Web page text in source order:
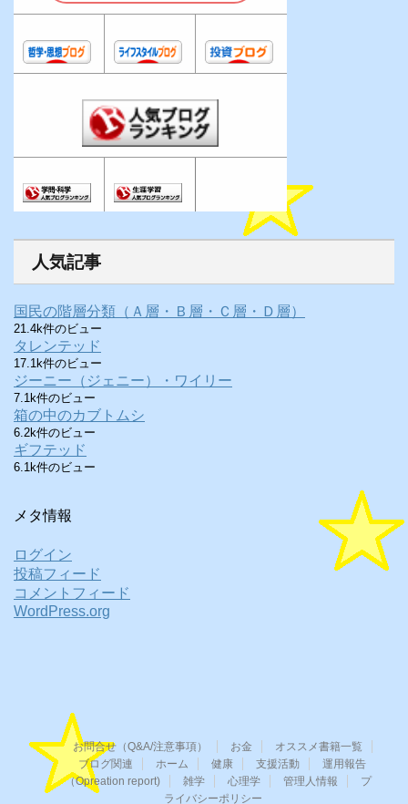
人気記事
国民の階層分類（Ａ層・Ｂ層・Ｃ層・Ｄ層）
21.4k件のビュー
タレンテッド
17.1k件のビュー
ジーニー（ジェニー）・ワイリー
7.1k件のビュー
箱の中のカブトムシ
6.2k件のビュー
ギフテッド
6.1k件のビュー
メタ情報
ログイン
投稿フィード
コメントフィード
WordPress.org
お問合せ（Q&A/注意事項） お金
オススメ書籍一覧
ブログ関連
ホーム 健康 支援活動
運用報告
（Opreation report)
雑学 心理学 管理人情報
プ
ライバシーポリシー